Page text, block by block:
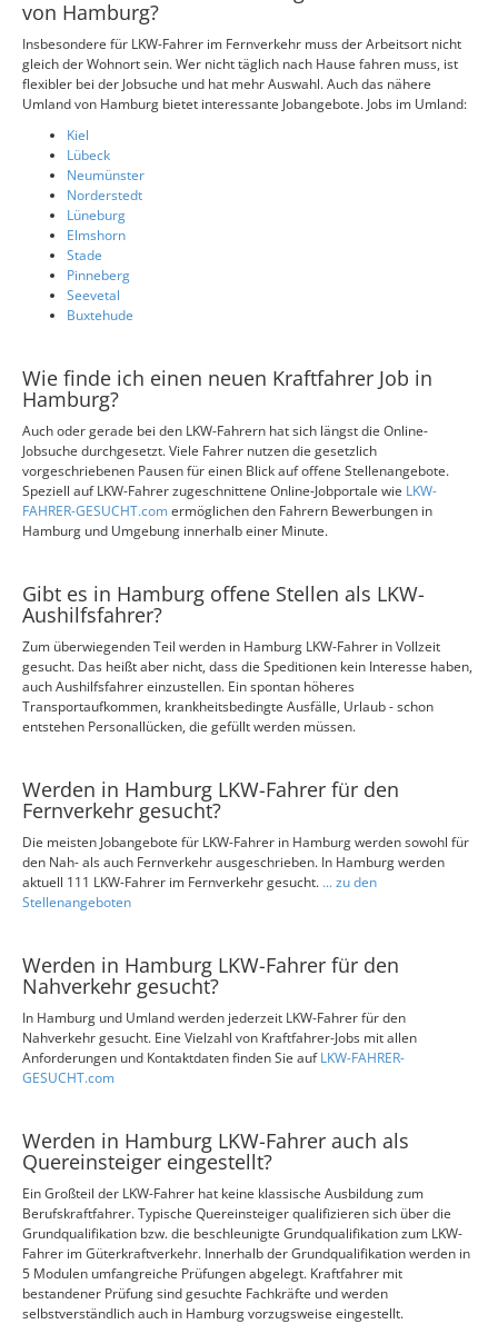
von Hamburg?
Insbesondere für LKW-Fahrer im Fernverkehr muss der Arbeitsort nicht
gleich der Wohnort sein. Wer nicht täglich nach Hause fahren muss, ist
flexibler bei der Jobsuche und hat mehr Auswahl. Auch das nähere
Umland von Hamburg bietet interessante Jobangebote. Jobs im Umland:
Kiel
Lübeck
Neumünster
Norderstedt
Lüneburg
Elmshorn
Stade
Pinneberg
Seevetal
Buxtehude
Wie finde ich einen neuen Kraftfahrer Job in
Hamburg?
Auch oder gerade bei den LKW-Fahrern hat sich längst die Online-
Jobsuche durchgesetzt. Viele Fahrer nutzen die gesetzlich
vorgeschriebenen Pausen für einen Blick auf offene Stellenangebote.
Speziell auf LKW-Fahrer zugeschnittene Online-Jobportale wie LKW-
FAHRER-GESUCHT.comermöglichen den Fahrern Bewerbungen in
Hamburg und Umgebung innerhalb einer Minute.
Gibt es in Hamburg offene Stellen als LKW-
Aushilfsfahrer?
Zum überwiegenden Teil werden in Hamburg LKW-Fahrer in Vollzeit
gesucht. Das heißt aber nicht, dass die Speditionen kein Interesse haben,
auch Aushilfsfahrer einzustellen. Ein spontan höheres
Transportaufkommen, krankheitsbedingte Ausfälle, Urlaub - schon
entstehen Personallücken, die gefüllt werden müssen.
Werden in Hamburg LKW-Fahrer für den
Fernverkehr gesucht?
Die meisten Jobangebote für LKW-Fahrer in Hamburg werden sowohl für
den Nah- als auch Fernverkehr ausgeschrieben. In Hamburg werden
aktuell 111 LKW-Fahrer im Fernverkehr gesucht. ... zu den
Stellenangeboten
Werden in Hamburg LKW-Fahrer für den
Nahverkehr gesucht?
In Hamburg und Umland werden jederzeit LKW-Fahrer für den
Nahverkehr gesucht. Eine Vielzahl von Kraftfahrer-Jobs mit allen
Anforderungen und Kontaktdaten finden Sie aufLKW-FAHRER-
GESUCHT.com
Werden in Hamburg LKW-Fahrer auch als
Quereinsteiger eingestellt?
Ein Großteil der LKW-Fahrer hat keine klassische Ausbildung zum
Berufskraftfahrer. Typische Quereinsteiger qualifizieren sich über die
Grundqualifikation bzw. die beschleunigte Grundqualifikation zum LKW-
Fahrer im Güterkraftverkehr. Innerhalb der Grundqualifikation werden in
5 Modulen umfangreiche Prüfungen abgelegt. Kraftfahrer mit
bestandener Prüfung sind gesuchte Fachkräfte und werden
selbstverständlich auch in Hamburg vorzugsweise eingestellt.